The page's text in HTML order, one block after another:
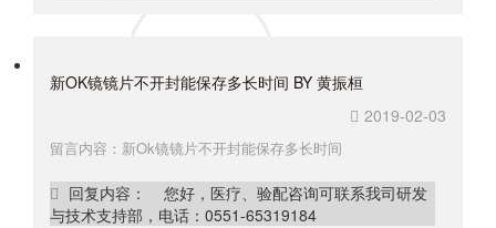
新OK镜镜片不开封能保存多长时间 BY 黄振桓
2019-02-03
留言内容：新Ok镜镜片不开封能保存多长时间
回复内容： 您好，医疗、验配咨询可联系我司研发
与技术支持部，电话：0551-65319184